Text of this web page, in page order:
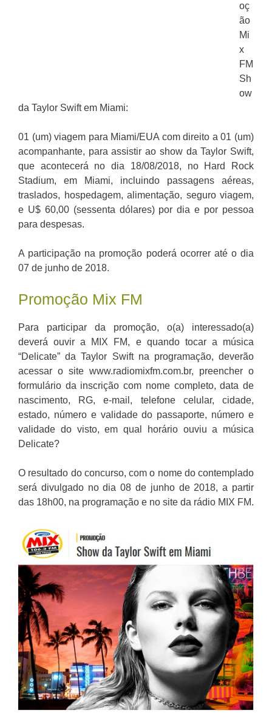
oç
ão
Mi
x
FM
Sh
ow
da Taylor Swift em Miami:
01 (um) viagem para Miami/EUA com direito a 01 (um)
acompanhante, para assistir ao show da Taylor Swift,
que acontecerá no dia 18/08/2018, no Hard Rock
Stadium, em Miami, incluindo passagens aéreas,
traslados, hospedagem, alimentação, seguro viagem,
e U$ 60,00 (sessenta dólares) por dia e por pessoa
para despesas.
A participação na promoção poderá ocorrer até o dia
07 de junho de 2018.
Promoção Mix FM
Para participar da promoção, o(a) interessado(a)
deverá ouvir a MIX FM, e quando tocar a música
“Delicate” da Taylor Swift na programação, deverão
acessar o site www.radiomixfm.com.br, preencher o
formulário da inscrição com nome completo, data de
nascimento, RG, e-mail, telefone celular, cidade,
estado, número e validade do passaporte, número e
validade do visto, em qual horário ouviu a música
Delicate?
O resultado do concurso, com o nome do contemplado
será divulgado no dia 08 de junho de 2018, a partir
das 18h00, na programação e no site da rádio MIX FM.